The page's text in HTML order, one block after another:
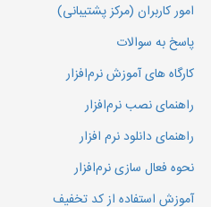
امور کاربران (مرکز پشتیبانی)
پاسخ به سوالات
کارگاه های آموزش نرم‌افزار
راهنمای نصب نرم‌افزار
راهنمای دانلود نرم افزار
نحوه فعال سازی نرم‌افزار
آموزش استفاده از کد تخفیف